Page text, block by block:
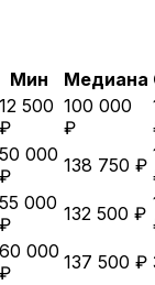
Мин Медиана
12 500
₽
100 000
₽
50 000
₽
138 750 ₽
55 000
₽
132 500 ₽
60 000
₽
137 500 ₽